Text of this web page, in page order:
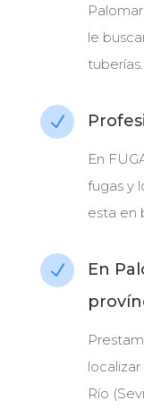
le
tuberías.
N
En
fugas y
esta en
N
En
Río